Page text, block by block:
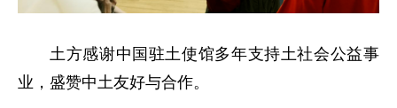
土方感谢中国驻土使馆多年支持土社会公益事
业，盛赞中土友好与合作。